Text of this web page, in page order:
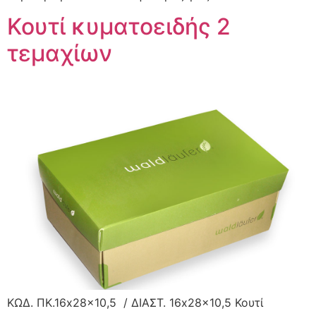
Κουτί κυματοειδής 2
τεμαχίων
ΚΩΔ. ΠΚ.16x28x10,5 / ΔΙΑΣΤ. 16x28x10,5 Κουτί